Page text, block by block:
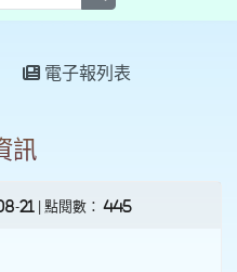
電子報列表
訊
21 | 點閱數： 445